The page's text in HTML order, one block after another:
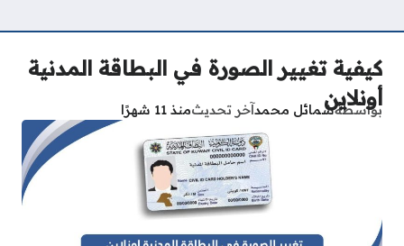
كيفية تغيير الصورة في البطاقة المدنية
أونلاين
بواسطةشمائل محمدآخر تحديثمنذ 11 شهرًا